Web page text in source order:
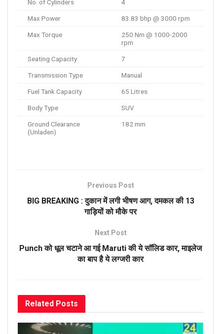
No. of Cylinders 4
Max Power 83.83 bhp @ 3000 rpm
Max Torque
250 Nm @ 1000-2000
rpm
Seating Capacity 7
Transmission Type Manual
Fuel Tank Capacity 65 Litres
Body Type SUV
Ground Clearance
(Unladen)
182 mm
Previous Post
BIG BREAKING : दुकान में लगी भीषण आग, दमकल की 13
गाड़ियों को मौके पर
Next Post
Punch को धूल चटाने आ गई Maruti की ये सॉलिड कार, माइलेज
का बाप है ये लग्जरी कार
Related Posts